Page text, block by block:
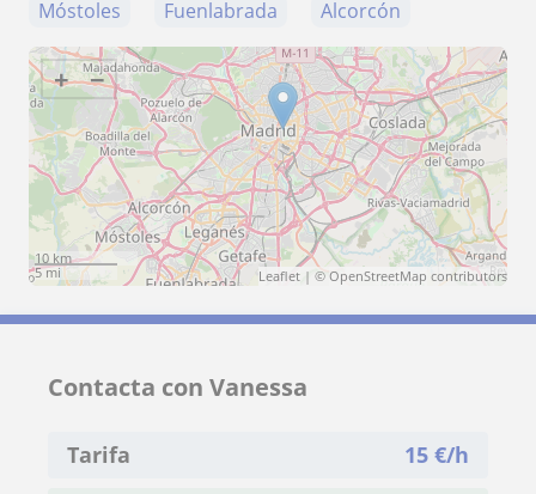
Móstoles
Fuenlabrada Alcorcón
+ −
10 km
5 mi
Leaflet | © OpenStreetMap contributors
Contacta con Vanessa
Tarifa 15 €/h